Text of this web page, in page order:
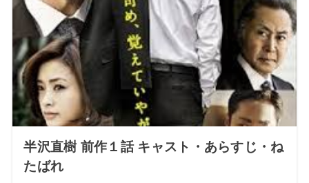
半沢直樹 前作１話 キャスト・あらすじ・ね
たばれ